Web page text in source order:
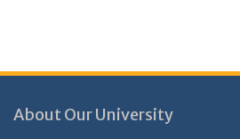
About Our University